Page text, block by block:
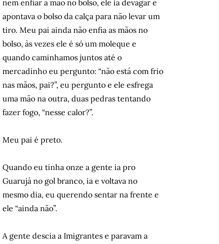
nem enfiar a mão no bolso, ele ia devagar e
apontava o bolso da calça para não levar um
tiro. Meu pai ainda não enfia as mãos no
bolso, às vezes ele é só um moleque e
quando caminhamos juntos até o
mercadinho eu pergunto: “não está com frio
nas mãos, pai?”, eu pergunto e ele esfrega
uma mão na outra, duas pedras tentando
fazer fogo, “nesse calor?”.
Meu pai é preto.
Quando eu tinha onze a gente ia pro
Guarujá no gol branco, ia e voltava no
mesmo dia, eu querendo sentar na frente e
ele “ainda não”.
A gente descia a Imigrantes e paravam a